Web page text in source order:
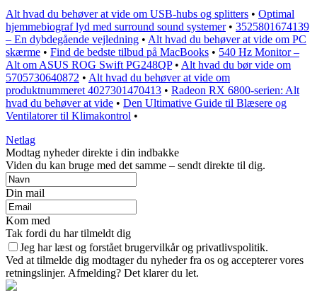
Alt hvad du behøver at vide om USB-hubs og splitters • Optimal
hjemmebiograf lyd med surround sound systemer• 3525801674139
– En dybdegående vejledning • Alt hvad du behøver at vide om PC
skærme • Find de bedste tilbud på MacBooks • 540 Hz Monitor –
Alt om ASUS ROG Swift PG248QP• Alt hvad du bør vide om
5705730640872 • Alt hvad du behøver at vide om
produktnummeret 4027301470413 • Radeon RX 6800-serien: Alt
hvad du behøver at vide • Den Ultimative Guide til Blæsere og
Ventilatorer til Klimakontrol •
Netlag
Modtag nyheder direkte i din indbakke
Viden du kan bruge med det samme – sendt direkte til dig.
Din mail
Kom med
Tak fordi du har tilmeldt dig
Jeg har læst og forstået brugervilkår og privatlivspolitik.
Ved at tilmelde dig modtager du nyheder fra os og accepterer vores
retningslinjer. Afmelding? Det klarer du let.